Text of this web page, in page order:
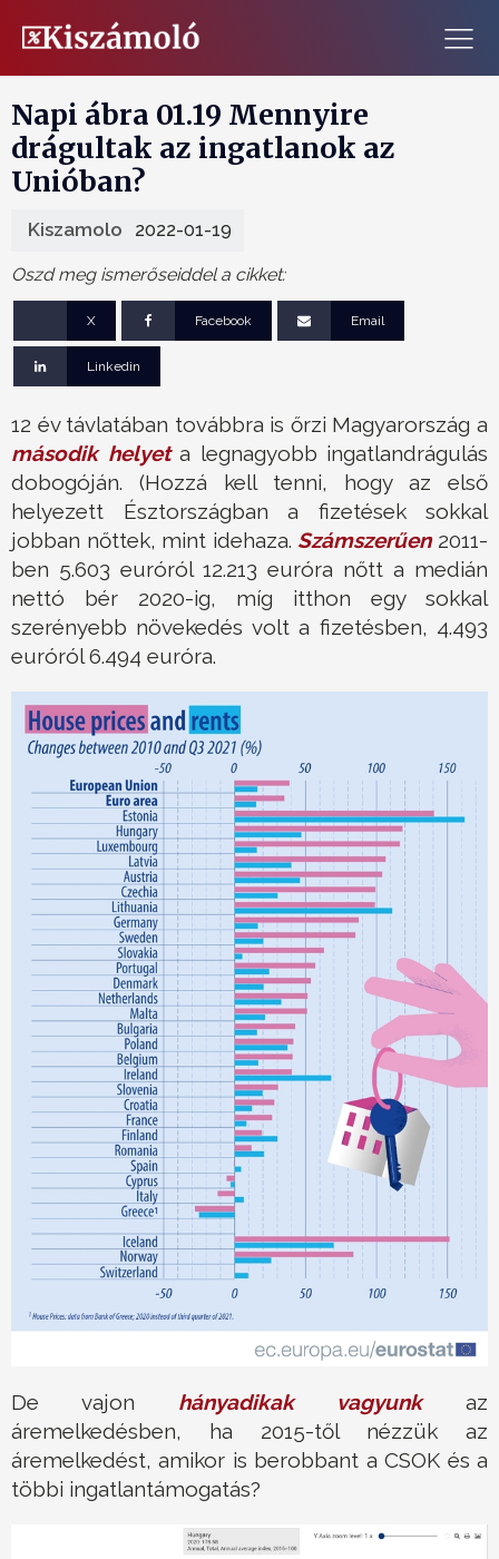
Napi ábra 01.19 Mennyire
drágultak az ingatlanok az
Unióban?
Kiszamolo 2022-01-19
Oszd meg ismerőseiddel a cikket:
X Facebook Email
Linkedin
12 év távlatában továbbra is őrzi Magyarország a
második helyeta legnagyobb ingatlandrágulás
dobogóján. (Hozzá kell tenni, hogy az első
helyezett Észtországban a fizetések sokkal
jobban nőttek, mint idehaza. Számszerűen2011-
ben 5.603 euróról 12.213 euróra nőtt a medián
nettó bér 2020-ig, míg itthon egy sokkal
szerényebb növekedés volt a fizetésben, 4.493
euróról 6.494 euróra.
De vajon hányadikak vagyunk az
áremelkedésben, ha 2015-től nézzük az
áremelkedést, amikor is berobbant a CSOK és a
többi ingatlantámogatás?